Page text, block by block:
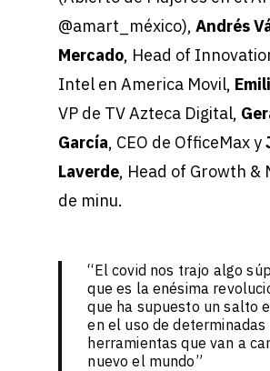
@amart_méxico), Andrés
Mercado, Head of
Intel en America Movil,
VP de TV Azteca Digital,
García, CEO de OfficeMax y
Laverde, Head of Growth &
de minu.
“El covid nos trajo algo
que es la enésima
que ha supuesto un salto
en el uso de determinadas
herramientas que van a
nuevo el mundo”